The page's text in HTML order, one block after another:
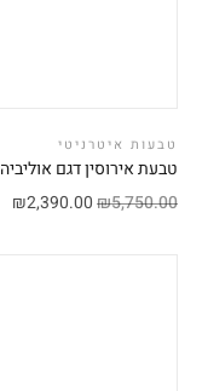
טבעות איטרניטי
טבעת אירוסין דגם אוליביה
₪5,750.00
₪2,390.00